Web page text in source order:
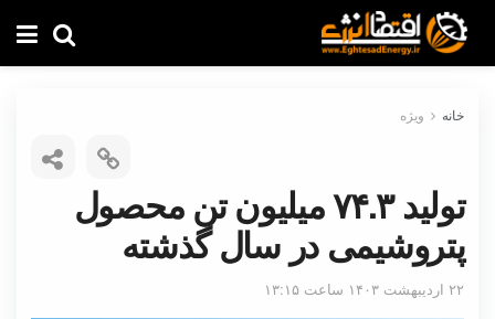
خانه ویژه
تولید ۷۴.۳ میلیون تن محصول
پتروشیمی در سال گذشته
۲۲ اردیبهشت ۱۴۰۳ ساعت ۱۳:۱۵